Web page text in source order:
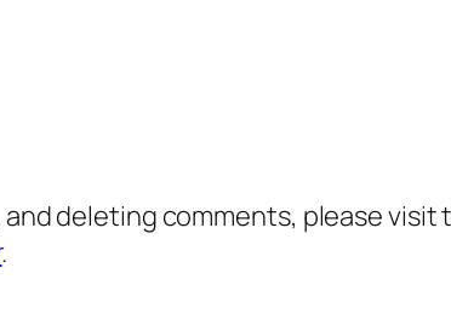
deleting comments, please visit
.